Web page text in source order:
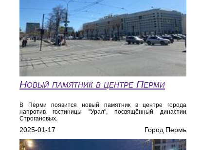
Новый памятник в центре Перми
В Перми появится новый памятник в центре города
напротив гостиницы "Урал", посвящённый династии
Строгановых.
2025-01-17 Город Пермь